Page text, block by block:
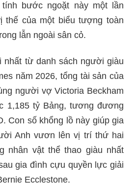
bước ngoặt này một lần
thế của một biểu tượng toàn
lẫn ngoài sân cỏ.
nhất từ danh sách người giàu
năm 2026, tổng tài sản của
người vợ Victoria Beckham
1,185 tỷ Bảng, tương đương
Con số khổng lồ này giúp gia
Anh vươn lên vị trí thứ hai
nhân vật thể thao giàu nhất
gia đình cựu quyền lực giải
Ecclestone.